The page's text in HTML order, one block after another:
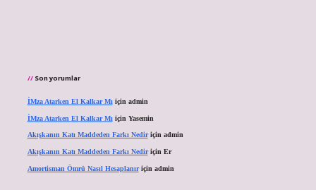
Son yorumlar
İMza Atarken El Kalkar Mıiçin admin
İMza Atarken El Kalkar Mıiçin Yasemin
Akışkanın Katı Maddeden Farkı Nediriçin admin
Akışkanın Katı Maddeden Farkı Nediriçin Er
Amortisman Ömrü Nasıl Hesaplanıriçin admin